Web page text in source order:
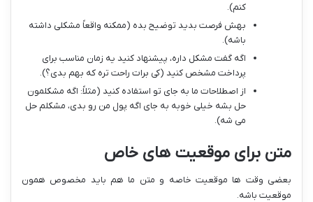
کنم).
بهش فرصت بدید توضیح بده (ممکنه واقعاً مشکلی داشته
باشه).
اگه گفت مشکل داره، پیشنهاد کنید یه زمان مناسب برای
پرداخت مشخص کنید (کی برات راحت تره که بهم بدی؟).
از اصطلاحات ما به جای تو استفاده کنید (مثلاً: اگه مشکلمون
حل بشه خیلی خوبه به جای اگه پول من رو بدی، مشکلم حل
می شه).
متن برای موقعیت های خاص
بعضی وقت ها موقعیت خاصه و متن ما هم باید مخصوص همون
موقعیت باشه.